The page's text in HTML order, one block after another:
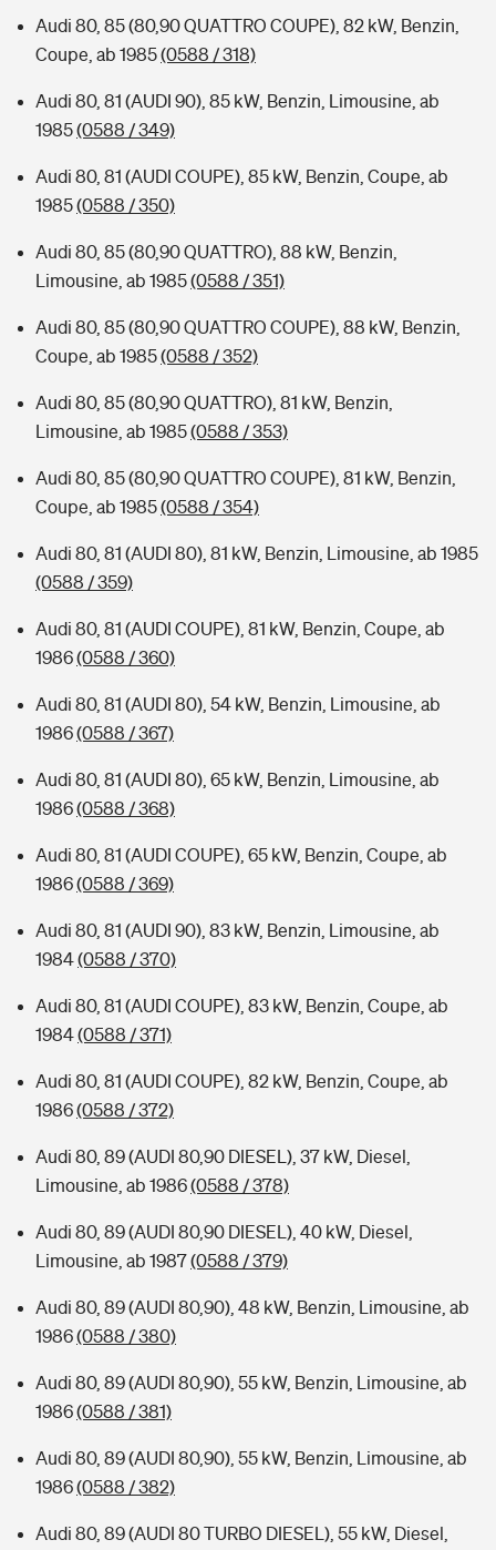
Audi 80, 85 (80,90 QUATTRO COUPE), 82 kW, Benzin,
Coupe, ab 1985(0588 / 318)
Audi 80, 81 (AUDI 90), 85 kW, Benzin, Limousine, ab
1985(0588 / 349)
Audi 80, 81 (AUDI COUPE), 85 kW, Benzin, Coupe, ab
1985(0588 / 350)
Audi 80, 85 (80,90 QUATTRO), 88 kW, Benzin,
Limousine, ab 1985(0588 / 351)
Audi 80, 85 (80,90 QUATTRO COUPE), 88 kW, Benzin,
Coupe, ab 1985(0588 / 352)
Audi 80, 85 (80,90 QUATTRO), 81 kW, Benzin,
Limousine, ab 1985(0588 / 353)
Audi 80, 85 (80,90 QUATTRO COUPE), 81 kW, Benzin,
Coupe, ab 1985(0588 / 354)
Audi 80, 81 (AUDI 80), 81 kW, Benzin, Limousine, ab 1985
(0588 / 359)
Audi 80, 81 (AUDI COUPE), 81 kW, Benzin, Coupe, ab
1986(0588 / 360)
Audi 80, 81 (AUDI 80), 54 kW, Benzin, Limousine, ab
1986(0588 / 367)
Audi 80, 81 (AUDI 80), 65 kW, Benzin, Limousine, ab
1986(0588 / 368)
Audi 80, 81 (AUDI COUPE), 65 kW, Benzin, Coupe, ab
1986(0588 / 369)
Audi 80, 81 (AUDI 90), 83 kW, Benzin, Limousine, ab
1984(0588 / 370)
Audi 80, 81 (AUDI COUPE), 83 kW, Benzin, Coupe, ab
1984(0588 / 371)
Audi 80, 81 (AUDI COUPE), 82 kW, Benzin, Coupe, ab
1986(0588 / 372)
Audi 80, 89 (AUDI 80,90 DIESEL), 37 kW, Diesel,
Limousine, ab 1986(0588 / 378)
Audi 80, 89 (AUDI 80,90 DIESEL), 40 kW, Diesel,
Limousine, ab 1987(0588 / 379)
Audi 80, 89 (AUDI 80,90), 48 kW, Benzin, Limousine, ab
1986(0588 / 380)
Audi 80, 89 (AUDI 80,90), 55 kW, Benzin, Limousine, ab
1986(0588 / 381)
Audi 80, 89 (AUDI 80,90), 55 kW, Benzin, Limousine, ab
1986(0588 / 382)
Audi 80, 89 (AUDI 80 TURBO DIESEL), 55 kW, Diesel,